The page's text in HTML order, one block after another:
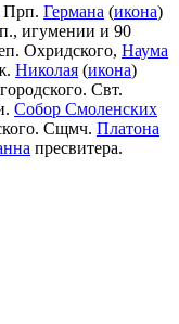
Прп. Германа (икона)
игумении и 90
Охридского, Наума
Николая (икона)
Свт.
Собор Смоленских
Сщмч. Платона
пресвитера.